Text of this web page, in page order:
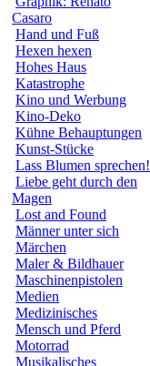
Casaro
Hand und Fuß
Hexen hexen
Hohes Haus
Katastrophe
Kino und Werbung
Kino-Deko
Kühne Behauptungen
Kunst-Stücke
Lass Blumen sprechen!
Liebe geht durch den
Magen
Lost and Found
Männer unter sich
Märchen
Maler & Bildhauer
Maschinenpistolen
Medien
Medizinisches
Mensch und Pferd
Motorrad
Musikalisches